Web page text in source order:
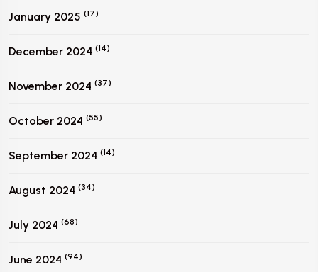
January 2025 (17)
December 2024 (14)
November 2024 (37)
October 2024 (55)
September 2024 (14)
August 2024 (34)
July 2024 (68)
June 2024 (94)